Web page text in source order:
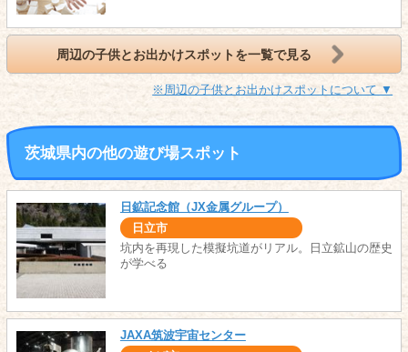
周辺の子供とお出かけスポットを一覧で見る
※周辺の子供とお出かけスポットについて ▼
茨城県内の他の遊び場スポット
日鉱記念館（JX金属グループ）
日立市
坑内を再現した模擬坑道がリアル。日立鉱山の歴史
が学べる
JAXA筑波宇宙センター